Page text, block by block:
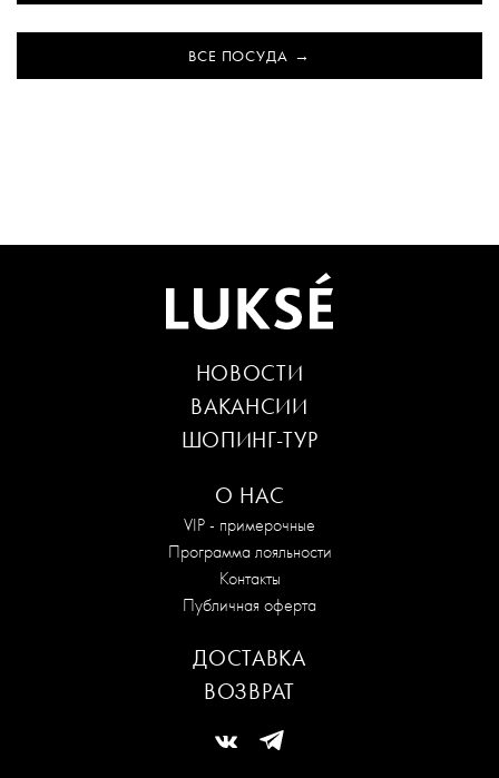
ВСЕ ПОСУДА
О НАС
VIP - примерочные
Программа лояльности
Контакты
Публичная оферта
НОВОСТИ
ВАКАНСИИ
ШОПИНГ-ТУР
ДОСТАВКА
ВОЗВРАТ